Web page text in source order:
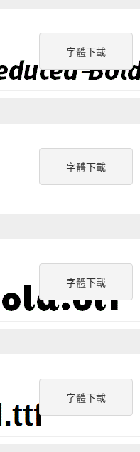
字體下載
字體下載
字體下載
字體下載